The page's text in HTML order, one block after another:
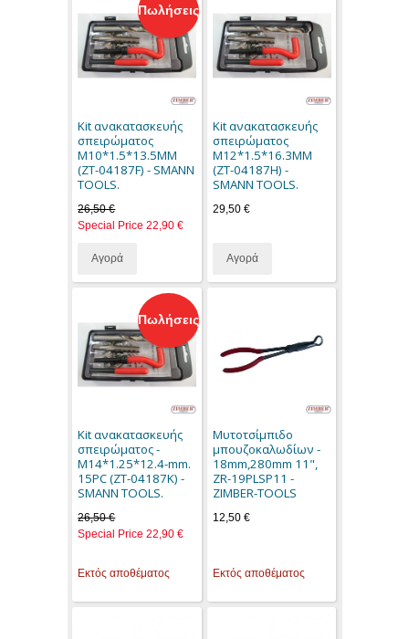
Πωλήσεις
Kit ανακατασκευής
σπειρώματος
M10*1.5*13.5MM
(ZT-04187F) - SMANN
TOOLS.
26,50 €
Special Price 22,90 €
Αγορά
Kit ανακατασκευής
σπειρώματος
M12*1.5*16.3MM
(ZT-04187H) -
SMANN TOOLS.
29,50 €
Αγορά
Πωλήσεις
Kit ανακατασκευής
σπειρώματος -
M14*1.25*12.4-mm.
15PC (ZT-04187K) -
SMANN TOOLS.
26,50 €
Special Price 22,90 €
Εκτός αποθέματος
Μυτοτσίμπιδο
μπουζοκαλωδίων -
18mm,280mm 11",
ZR-19PLSP11 -
ZIMBER-TOOLS
12,50 €
Εκτός αποθέματος